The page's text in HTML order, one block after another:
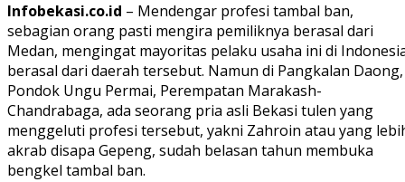
Infobekasi.co.id – Mendengar profesi tambal ban,
sebagian orang pasti mengira pemiliknya berasal dari
Medan, mengingat mayoritas pelaku usaha ini di
berasal dari daerah tersebut. Namun di Pangkalan Daong,
Pondok Ungu Permai, Perempatan Marakash-
Chandrabaga, ada seorang pria asli Bekasi tulen yang
menggeluti profesi tersebut, yakni Zahroin atau yang
akrab disapa Gepeng, sudah belasan tahun membuka
bengkel tambal ban.